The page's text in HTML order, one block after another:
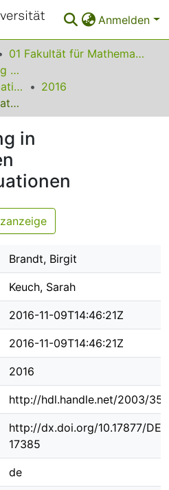
Anmelden
01 Fakultät für Mathematik
Institut für Entwicklung und Erforschung des Mathematikunterrichts
Beiträge zum Mathematikunterricht
2016
Sprachförderung in mathematischen Erkundungssituationen
in
Brandt, Birgit
Keuch, Sarah
2016-11-09T14:46:21Z
2016-11-09T14:46:21Z
2016
http://hdl.handle.net/2003/
http://dx.doi.org/10.17877/
17385
de